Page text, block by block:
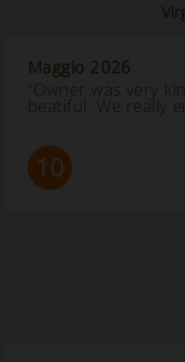
Maggio 2026
“Owner was very
beatiful. We really
10